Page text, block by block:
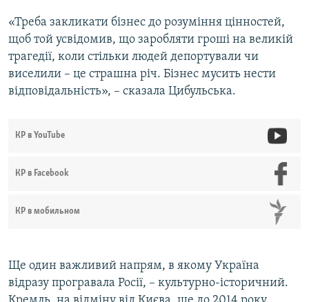
«Треба закликати бізнес до розуміння цінностей,
щоб той усвідомив, що заробляти гроші на великій
трагедії, коли стільки людей депортували чи
виселили – це страшна річ. Бізнес мусить нести
відповідальність», – сказала Цибульська.
КР в YouTube
КР в Facebook
КР в мобильном
Ще один важливий напрям, в якому Україна
відразу програвала Росії, – культурно-історичний.